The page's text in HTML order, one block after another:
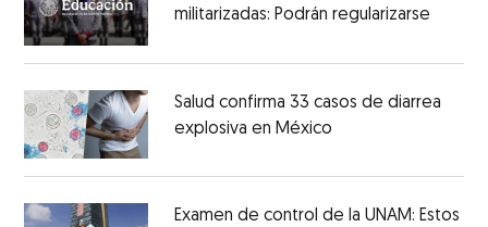
militarizadas: Podrán regularizarse
Salud confirma 33 casos de diarrea
explosiva en México
Examen de control de la UNAM: Estos